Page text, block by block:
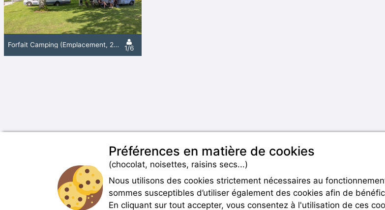
Forfait Camping (Emplacement, 2 Personnes, 1 Véhicule) 1/6
Rejoignez-nous
Préférences en matière de cookies
(chocolat, noisettes, raisins secs...)
Nous utilisons des cookies strictement nécessaires au
sommes susceptibles d’utiliser également des cookies afin de
En cliquant sur tout accepter, vous consentez à l'utilisation de ces